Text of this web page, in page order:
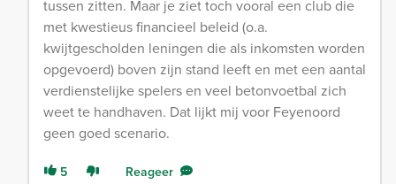
tussen zitten. Maar je ziet toch vooral een club die
met kwestieus financieel beleid (o.a.
kwijtgescholden leningen die als inkomsten worden
opgevoerd) boven zijn stand leeft en met een aantal
verdienstelijke spelers en veel betonvoetbal zich
weet te handhaven. Dat lijkt mij voor Feyenoord
geen goed scenario.
5 Reageer